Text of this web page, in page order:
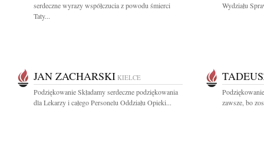
serdeczne wyrazy współczucia z powodu śmierci
Taty...
Wydziału
JAN ZACHARSKI KIELCE
Podziękowanie Składamy serdeczne podziękowania
dla Lekarzy i całego Personelu Oddziału Opieki...
zawsze, bo